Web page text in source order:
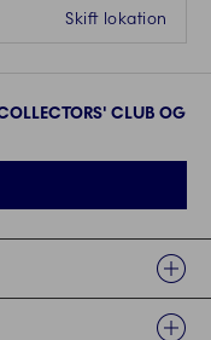
Skift lokation
CLUB OG